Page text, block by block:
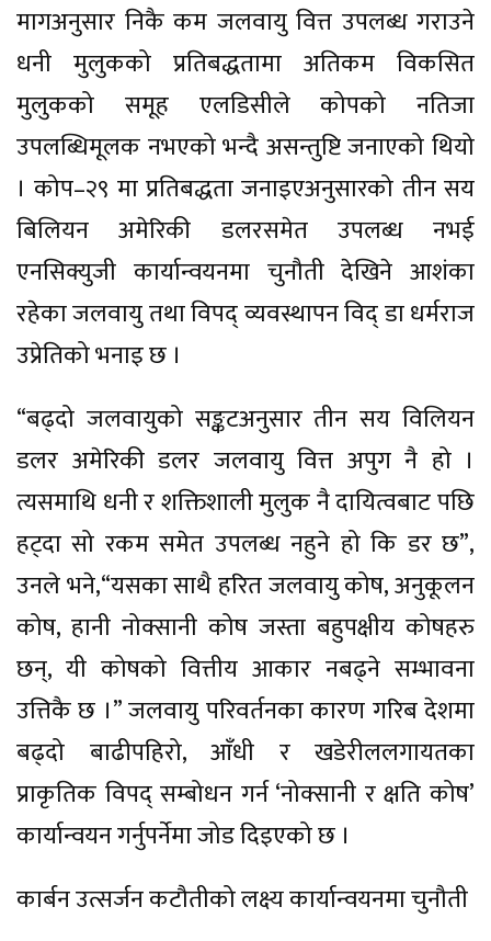
मागअनुसार निकै कम जलवायु वित्त उपलब्ध गराउने
धनी मुलुकको प्रतिबद्धतामा अतिकम विकसित
मुलुकको समूह एलडिसीले कोपको नतिजा
उपलब्धिमूलक नभएको भन्दै असन्तुष्टि जनाएको थियो
। कोप–२९ मा प्रतिबद्धता जनाइएअनुसारको तीन सय
बिलियन अमेरिकी डलरसमेत उपलब्ध नभई
एनसिक्युजी कार्यान्वयनमा चुनौती देखिने आशंका
रहेका जलवायु तथा विपद् व्यवस्थापन विद् डा धर्मराज
उप्रेतिको भनाइ छ ।
“बढ्दो जलवायुको सङ्कटअनुसार तीन सय विलियन
डलर अमेरिकी डलर जलवायु वित्त अपुग नै हो ।
त्यसमाथि धनी र शक्तिशाली मुलुक नै दायित्वबाट पछि
हट्दा सो रकम समेत उपलब्ध नहुने हो कि डर छ”,
उनले भने,“यसका साथै हरित जलवायु कोष, अनुकूलन
कोष, हानी नोक्सानी कोष जस्ता बहुपक्षीय कोषहरु
छन्, यी कोषको वित्तीय आकार नबढ्ने सम्भावना
उत्तिकै छ ।” जलवायु परिवर्तनका कारण गरिब देशमा
बढ्दो बाढीपहिरो, आँधी र खडेरीललगायतका
प्राकृतिक विपद् सम्बोधन गर्न ‘नोक्सानी र क्षति कोष’
कार्यान्वयन गर्नुपर्नेमा जोड दिइएको छ ।
कार्बन उत्सर्जन कटौतीको लक्ष्य कार्यान्वयनमा चुनौती